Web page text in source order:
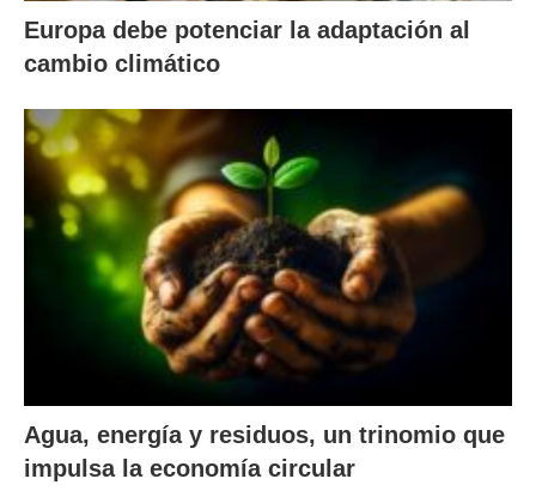
Europa debe potenciar la adaptación al
cambio climático
Agua, energía y residuos, un trinomio que
impulsa la economía circular